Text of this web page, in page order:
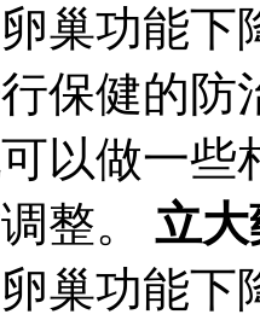
巢功能
保健的
以做一些
整。 立
巢功能下